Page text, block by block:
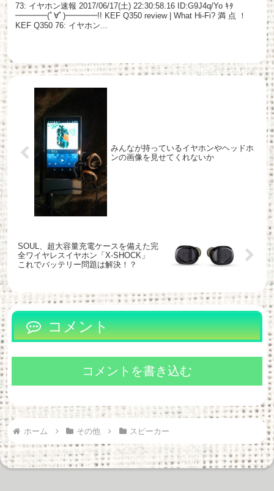
73: イヤホン速報 2017/06/17(土) 22:30:58.16 ID:G9J4q/Yo ｷﾀ
━━━━(ﾟ∀ﾟ)━━━━!! KEF Q350 review | What Hi-Fi? 満 点 ！
KEF Q350 76: イヤホン...
みんなが持っているイヤホンやヘッドホ
ンの画像を見せてくれないか
SOUL、超大容量充電ケースを備えた完
全ワイヤレスイヤホン「X-SHOCK」
これでバッテリー問題は解決！？
コメント
コメントを書き込む
ホーム その他 スピーカー